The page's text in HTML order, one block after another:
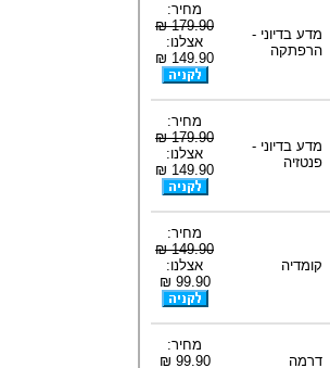
מדע בדיוני -
הרפתקה
מחיר:
179.90 ₪
אצלנו:
149.90 ₪
מדע בדיוני -
פנטזיה
מחיר:
179.90 ₪
אצלנו:
149.90 ₪
קומדיה
מחיר:
149.90 ₪
אצלנו:
99.90 ₪
דרמה
מחיר:
99.90 ₪